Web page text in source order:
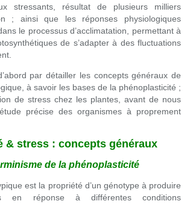
stressants, résultat de plusieurs milliers
; ainsi que les réponses physiologiques
le processus d’acclimatation, permettant à
de s’adapter à des fluctuations
par détailler les concepts généraux de
à savoir les bases de la phénoplasticité ;
de stress chez les plantes, avant de nous
précise des organismes à proprement
& stress : concepts généraux
de la phénoplasticité
est la propriété d’un génotype à produire
en réponse à différentes conditions